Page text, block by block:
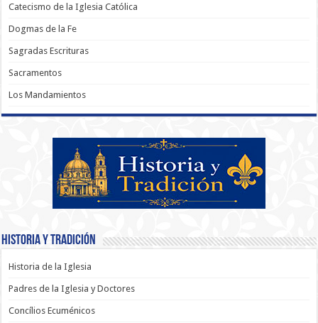
Catecismo de la Iglesia Católica
Dogmas de la Fe
Sagradas Escrituras
Sacramentos
Los Mandamientos
Historia y Tradición
Historia de la Iglesia
Padres de la Iglesia y Doctores
Concílios Ecuménicos